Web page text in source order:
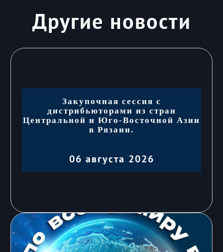
Другие новости
Закупочная сессия с
дистрибьюторами из стран
Центральной и Юго-Восточной Азии
в Рязани.
06 августа 2026